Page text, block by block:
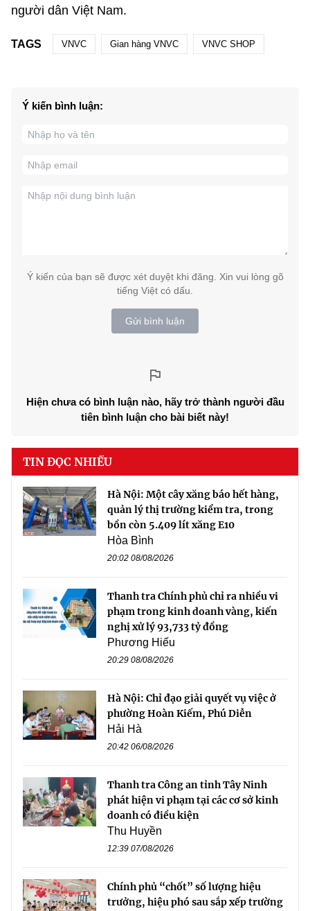
người dân Việt Nam.
TAGS VNVC Gian hàng VNVC VNVC SHOP
Ý kiến bình luận:
Ý kiến của bạn sẽ được xét duyệt khi đăng. Xin vui lòng gõ
tiếng Việt có dấu.
Gửi bình luận
Hiện chưa có bình luận nào, hãy trở thành người đầu
tiên bình luận cho bài biết này!
TIN ĐỌC NHIỀU
Hà Nội: Một cây xăng báo hết hàng,
quản lý thị trường kiểm tra, trong
bồn còn 5.409 lít xăng E10
Hòa Bình
20:02 08/08/2026
Thanh tra Chính phủ chỉ ra nhiều vi
phạm trong kinh doanh vàng, kiến
nghị xử lý 93,733 tỷ đồng
Phương Hiếu
20:29 08/08/2026
Hà Nội: Chỉ đạo giải quyết vụ việc ở
phường Hoàn Kiếm, Phú Diễn
Hải Hà
20:42 06/08/2026
Thanh tra Công an tỉnh Tây Ninh
phát hiện vi phạm tại các cơ sở kinh
doanh có điều kiện
Thu Huyền
12:39 07/08/2026
Chính phủ “chốt” số lượng hiệu
trưởng, hiệu phó sau sắp xếp trường